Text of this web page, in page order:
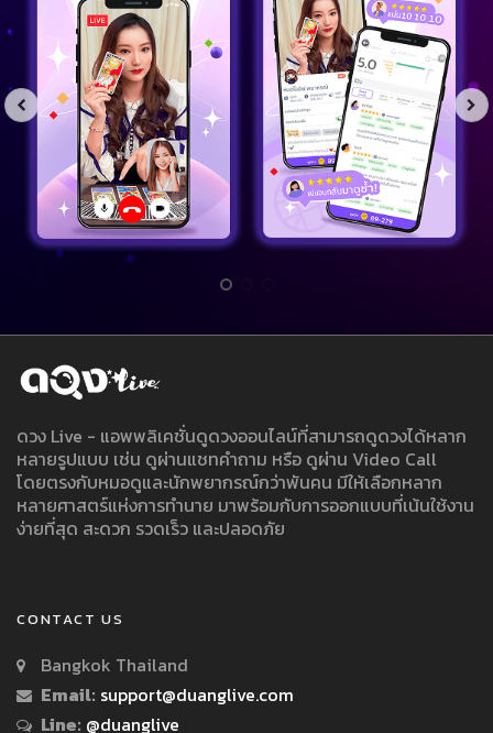
ดวง Live - แอพพลิเคชั่นดูดวงออนไลน์ที่สามารถดูดวงได้หลาก
หลายรูปแบบ เช่น ดูผ่านแชทคำถาม หรือ ดูผ่าน Video Call
โดยตรงกับหมอดูและนักพยากรณ์กว่าพันคน มีให้เลือกหลาก
หลายศาสตร์แห่งการทำนาย มาพร้อมกับการออกแบบที่เน้นใช้งาน
ง่ายที่สุด สะดวก รวดเร็ว และปลอดภัย
CONTACT US
Bangkok Thailand
Email: support@duanglive.com
Line: @duanglive